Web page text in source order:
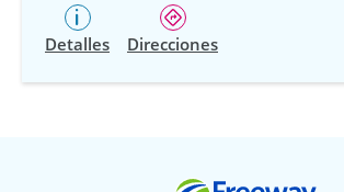
Detalles Direcciones